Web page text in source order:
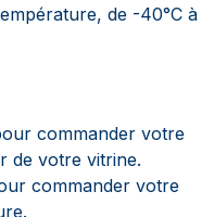
de -40°C à
commander votre
de votre vitrine.
commander votre